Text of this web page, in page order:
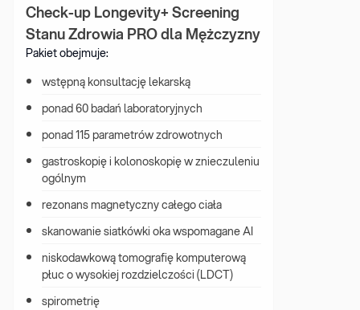
Check-up Longevity+ Screening
Stanu Zdrowia PRO dla Mężczyzny
Pakiet obejmuje:
wstępną konsultację lekarską
ponad 60 badań laboratoryjnych
ponad 115 parametrów zdrowotnych
gastroskopię i kolonoskopię w znieczuleniu
ogólnym
rezonans magnetyczny całego ciała
skanowanie siatkówki oka wspomagane AI
niskodawkową tomografię komputerową
płuc o wysokiej rozdzielczości (LDCT)
spirometrię